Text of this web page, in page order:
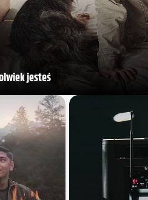
jesteś